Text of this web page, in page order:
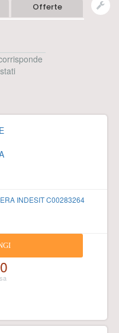
Offerte
INDESIT C00283264